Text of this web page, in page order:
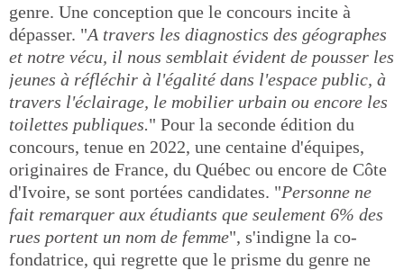
genre. Une conception que le concours incite à
dépasser. "A travers les diagnostics des géographes
et notre vécu, il nous semblait évident de pousser les
jeunes à réfléchir à l'égalité dans l'espace public, à
travers l'éclairage, le mobilier urbain ou encore les
toilettes publiques." Pour la seconde édition du
concours, tenue en 2022, une centaine d'équipes,
originaires de France, du Québec ou encore de Côte
d'Ivoire, se sont portées candidates. "Personne ne
fait remarquer aux étudiants que seulement 6% des
rues portent un nom de femme", s'indigne la co-
fondatrice, qui regrette que le prisme du genre ne